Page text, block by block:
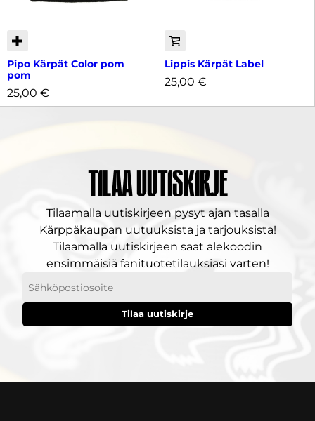
Pipo Kärpät Color pom
pom
25,00 €
Lippis Kärpät Label
25,00 €
Tilaa uutiskirje
Tilaamalla uutiskirjeen pysyt ajan tasalla
Kärppäkaupan uutuuksista ja tarjouksista!
Tilaamalla uutiskirjeen saat alekoodin
ensimmäisiä fanituotetilauksiasi varten!